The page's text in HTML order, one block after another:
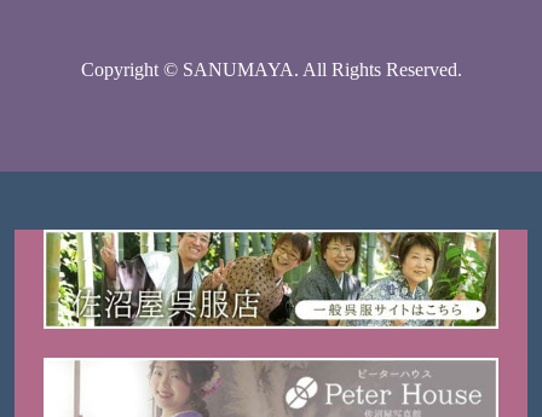
Copyright © SANUMAYA. All Rights Reserved.